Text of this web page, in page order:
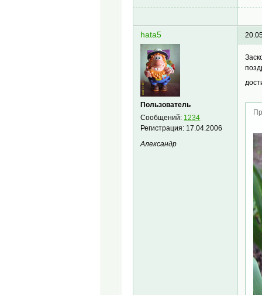
hata5
Пользователь
Сообщений: 1234
Регистрация: 17.04.2006
Александр